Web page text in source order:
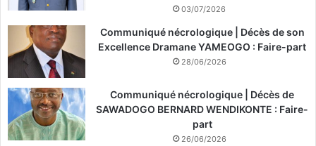
03/07/2026
Communiqué nécrologique | Décès de son
Excellence Dramane YAMEOGO : Faire-part
28/06/2026
Communiqué nécrologique | Décès de
SAWADOGO BERNARD WENDIKONTE : Faire-
part
26/06/2026